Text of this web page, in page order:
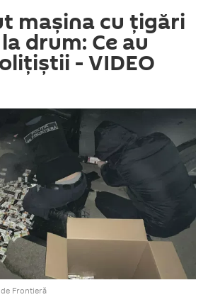
mașina cu țigări
drum: Ce au
- VIDEO
Frontieră